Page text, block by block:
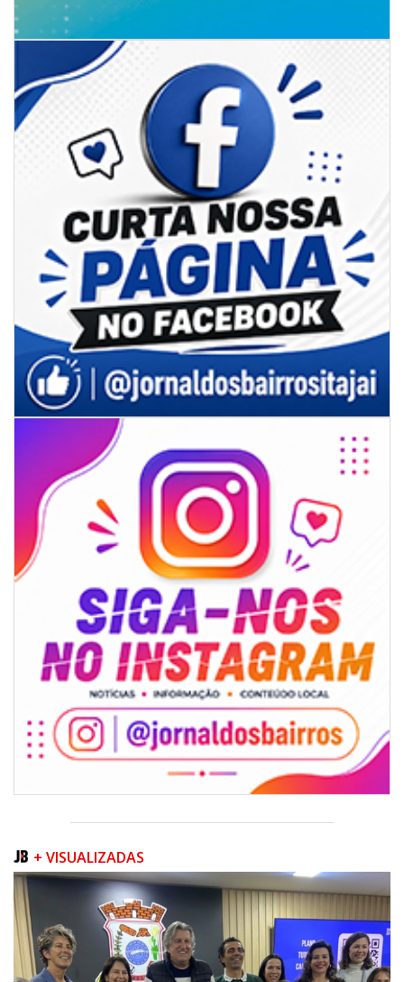
GERAL
08/08/2026 | 07:00
Univali e Câmara de Vereadores de Itajaí reúnem especialistas para
discutir políticas públicas e inovação
BALNEÁRIO CAMBORIÚ
08/08/2026 | 07:00
Teatro Bruno Nitz terá concerto “Rock ao Piano” neste sábado
BALNEÁRIO CAMBORIÚ
+ VISUALIZADAS